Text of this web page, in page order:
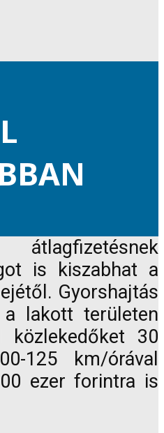
is kiszabhat a
Gyorshajtás
lakott területen
közlekedőket 30
125 km/órával
ezer forintra is